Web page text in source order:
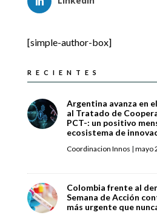
[simple-author-box]
RECIENTES
Argentina avanza en
al Tratado de
PCT-: un positivo
ecosistema de
Coordinacion Innos | mayo
Colombia frente al
Semana de Acción
más urgente que